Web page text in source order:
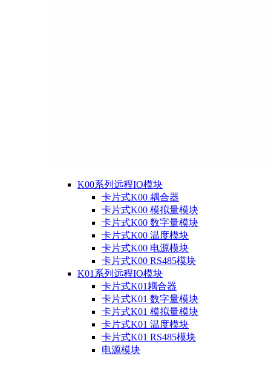
K00系列远程IO模块
卡片式K00 耦合器
卡片式K00 模拟量模块
卡片式K00 数字量模块
卡片式K00 温度模块
卡片式K00 电源模块
卡片式K00 RS485模块
K01系列远程IO模块
卡片式K01耦合器
卡片式K01 数字量模块
卡片式K01 模拟量模块
卡片式K01 温度模块
卡片式K01 RS485模块
电源模块